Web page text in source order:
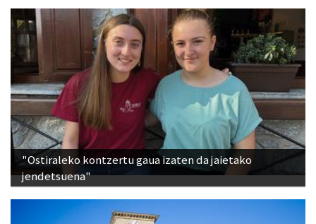
"Ostiraleko kontzertu gaua izaten da jaietako
jendetsuena"